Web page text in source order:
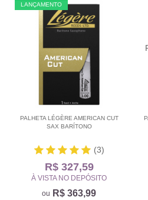
LANÇAMENTO
PALHETA LÉGÈRE AMERICAN CUT
SAX BARÍTONO
(3)
R$ 327,59
À VISTA NO DEPÓSITO
R$ 363,99